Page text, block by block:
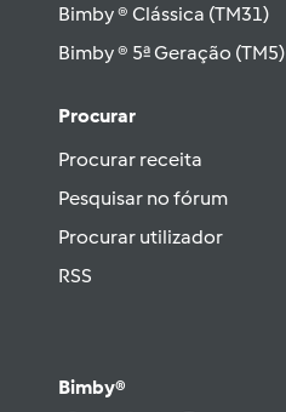
Bimby ® Clássica (TM31)
Bimby ® 5ª Geração (TM5)
Procurar
Procurar receita
Pesquisar no fórum
Procurar utilizador
RSS
Bimby®